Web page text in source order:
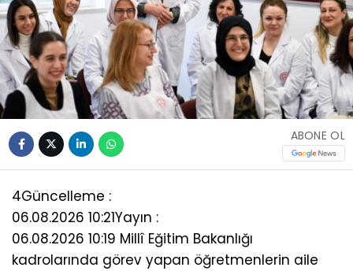
ABONE OL
4Güncelleme :
06.08.2026 10:21Yayın :
06.08.2026 10:19 Millî Eğitim Bakanlığı
kadrolarında görev yapan öğretmenlerin aile